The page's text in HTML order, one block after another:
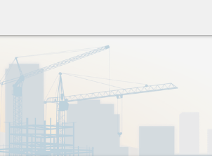
День Государственного флага
-День знаний
День сотрудника органов внутренних дел
День полного освобождения Ленинграда
Весны и Труда
Победы!